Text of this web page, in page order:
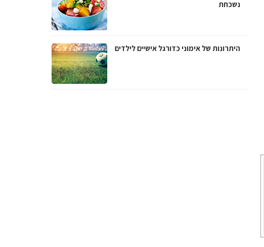
נשכחת
היתרונות של אימוני כדורגל אישיים לילדים